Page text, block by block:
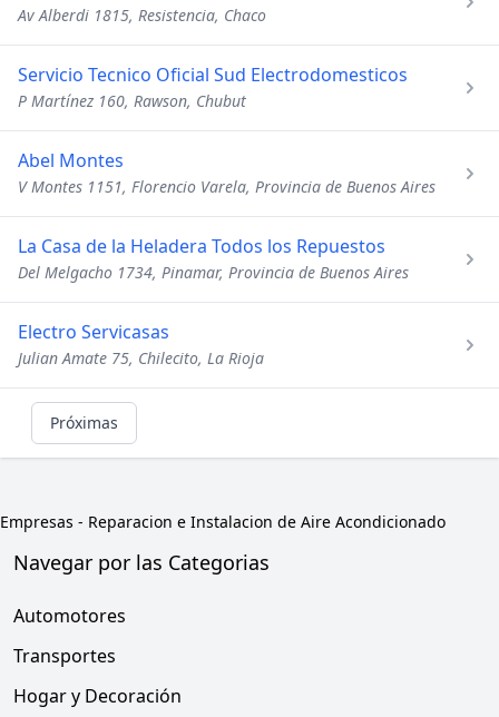
Av Alberdi 1815, Resistencia, Chaco
Servicio Tecnico Oficial Sud Electrodomesticos
P Martínez 160, Rawson, Chubut
Abel Montes
V Montes 1151, Florencio Varela, Provincia de Buenos Aires
La Casa de la Heladera Todos los Repuestos
Del Melgacho 1734, Pinamar, Provincia de Buenos Aires
Electro Servicasas
Julian Amate 75, Chilecito, La Rioja
Próximas
Empresas - Reparacion e Instalacion de Aire Acondicionado
Navegar por las Categorias
Automotores
Transportes
Hogar y Decoración